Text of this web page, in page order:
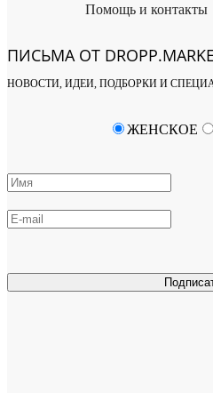
Помощь и контакты
ПИСЬМА ОТ
НОВОСТИ, ИДЕИ, ПОДБОРКИ И
ЖЕНСКОЕ